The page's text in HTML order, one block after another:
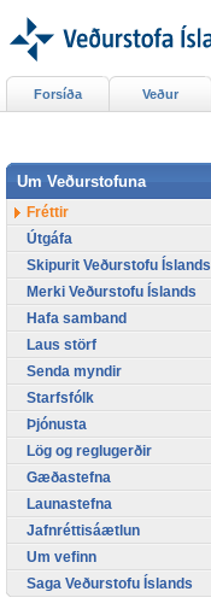
Forsíða Veður
Um Veðurstofuna
Fréttir
Útgáfa
Skipurit Veðurstofu Íslands
Merki Veðurstofu Íslands
Hafa samband
Laus störf
Senda myndir
Starfsfólk
Þjónusta
Lög og reglugerðir
Gæðastefna
Launastefna
Jafnréttisáætlun
Um vefinn
Saga Veðurstofu Íslands